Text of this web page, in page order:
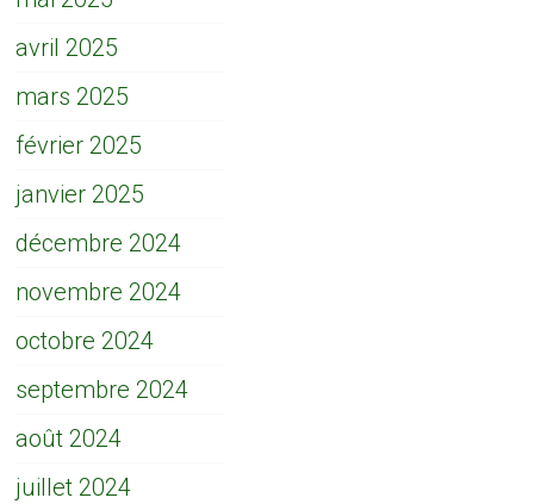
avril 2025
mars 2025
février 2025
janvier 2025
décembre 2024
novembre 2024
octobre 2024
septembre 2024
août 2024
juillet 2024